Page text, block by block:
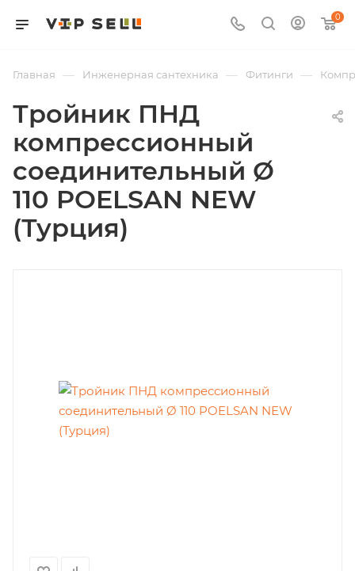
0
Главная — Инженерная сантехника — Фитинги —
Тройник ПНД
компрессионный
соединительный Ø
110 POELSAN NEW
(Турция)